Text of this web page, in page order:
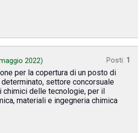
2022) Posti: 1
per la copertura di un posto di
settore concorsuale
chimici delle tecnologie, per il
materiali e ingegneria chimica